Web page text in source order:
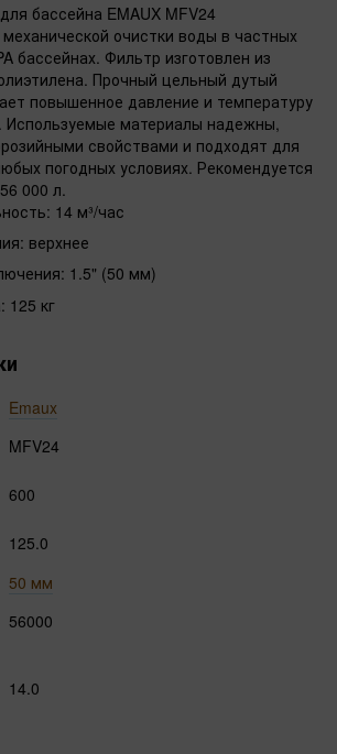
бассейна EMAUX MFV24
очистки воды в частных
бассейнах. Фильтр изготовлен из
Прочный цельный дутый
повышенное давление и температуру
Используемые материалы надежны,
свойствами и подходят для
погодных условиях. Рекомендуется
000 л.
14 м³/час
верхнее
1.5" (50 мм)
125 кг
Emaux
MFV24
600
125.0
50 мм
56000
14.0